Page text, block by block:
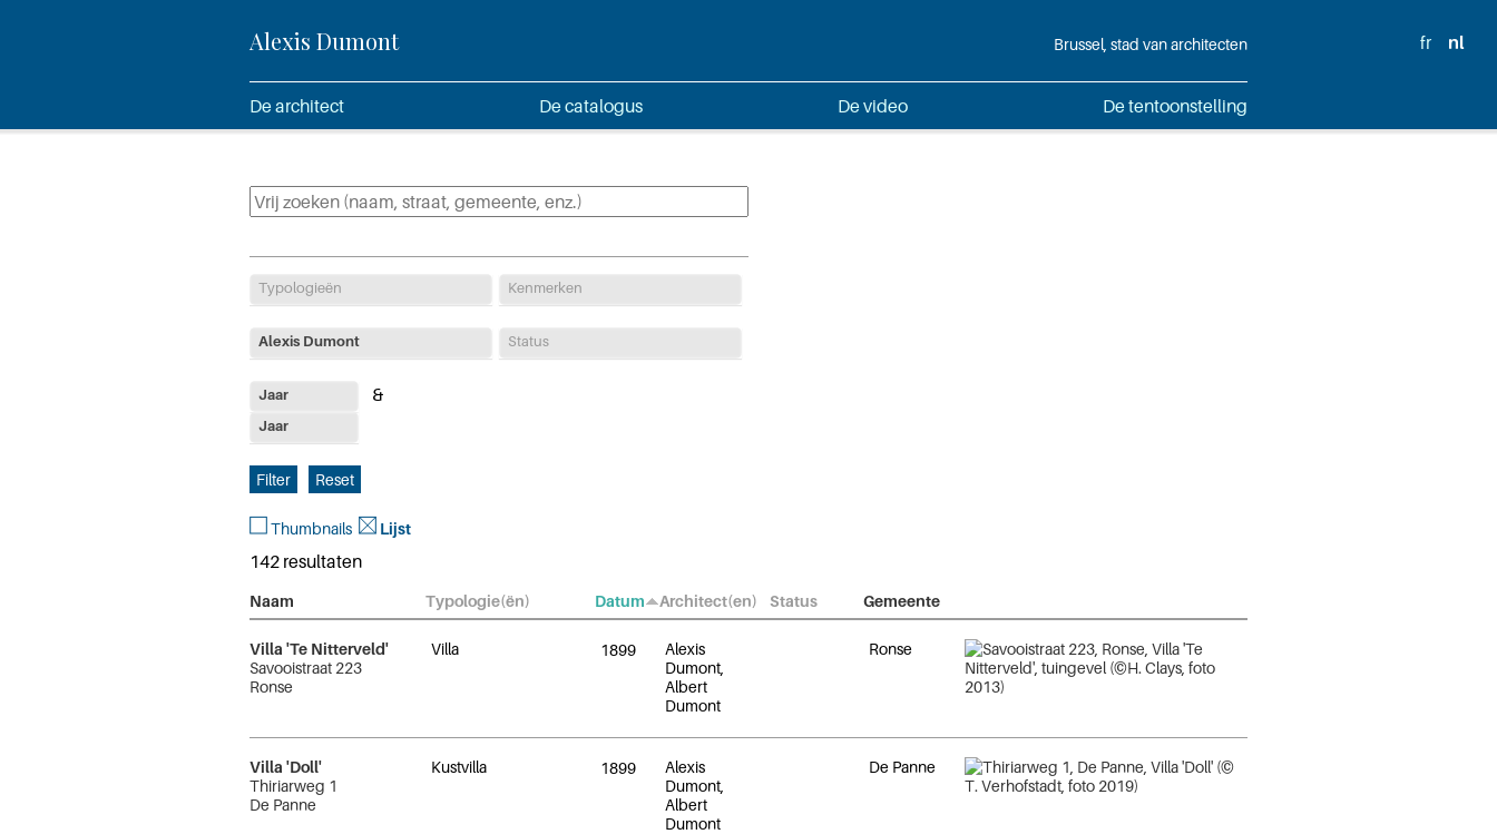
Alexis Dumont Brussel, stad van architecten
De architect De catalogus De video De tentoonstelling
fr nl
Typologieën Kenmerken
Alexis Dumont Status
Jaar
Jaar
Thumbnails Lijst
142 resultaten
Naam Typologie(ën) Datum Architect(en) Status Gemeente
Villa 'Te Nitterveld'
Savooistraat 223
Ronse
Villa 1899
Alexis
Dumont,
Albert
Dumont
Ronse
Villa 'Doll'
Thiriarweg 1
De Panne
Kustvilla 1899
Alexis
Dumont,
Albert
Dumont
De Panne